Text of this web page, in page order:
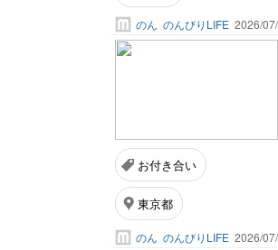
のん のんびりLIFE 2026/
お付き合い
東京都
のん のんびりLIFE 2026/